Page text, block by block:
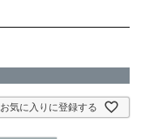
お気に入りに登録する